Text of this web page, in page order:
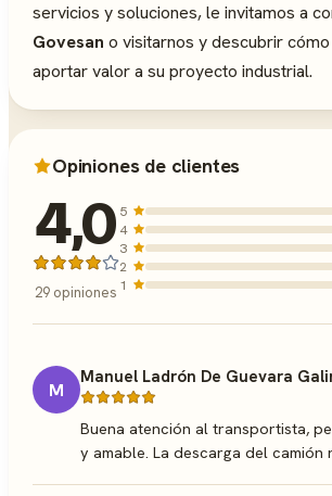
servicios y soluciones, le invitamos a
Govesan o visitarnos y descubrir
aportar valor a su proyecto industrial.
Opiniones de clientes
4,0
29 opiniones
5
4
3
2
1
M
Manuel Ladrón De Guevara
Buena atención al transportista,
y amable. La descarga del camión